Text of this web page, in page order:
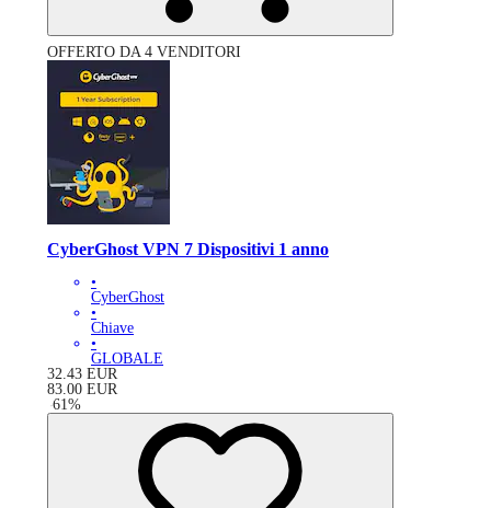
OFFERTO DA 4 VENDITORI
CyberGhost VPN 7 Dispositivi 1 anno
•
CyberGhost
•
Chiave
•
GLOBALE
32.43 EUR
83.00 EUR
-61%